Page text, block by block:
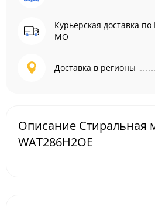
Курьерская доставка
МО
Доставка в регионы
Описание Стиральная
WAT286H2OE